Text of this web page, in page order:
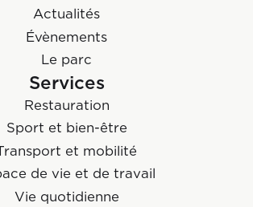
Actualités
Évènements
Le parc
Services
Restauration
Sport et bien-être
et mobilité
de vie et de travail
Vie quotidienne